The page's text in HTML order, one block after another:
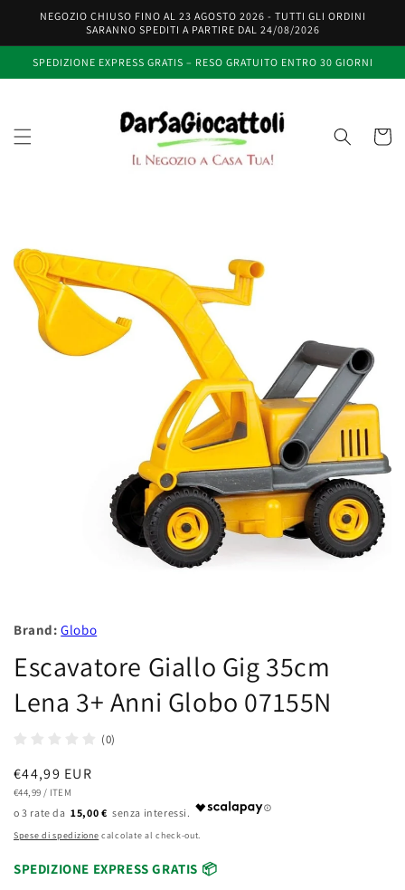
direttamente
ai contenuti
NEGOZIO CHIUSO FINO AL 23 AGOSTO 2026 - TUTTI GLI ORDINI
SARANNO SPEDITI A PARTIRE DAL 24/08/2026
SPEDIZIONE EXPRESS GRATIS – RESO GRATUITO ENTRO 30 GIORNI
Carrello
Brand: Globo
Escavatore Giallo Gig 35cm
Lena 3+ Anni Globo 07155N
(0)
Prezzo
di
listino
€44,99 EUR
PREZZO
€44,99 / PER
ITEM
15,00 €
Spese di spedizione calcolate al check-out.
SPEDIZIONE EXPRESS GRATIS 📦